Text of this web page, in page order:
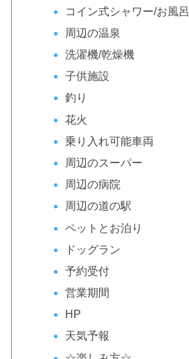
コイン式シャワー/お風呂
周辺の温泉
洗濯機/乾燥機
子供施設
釣り
花火
乗り入れ可能車両
周辺のスーパー
周辺の病院
周辺の道の駅
ペットとお泊り
ドッグラン
予約受付
営業期間
HP
天気予報